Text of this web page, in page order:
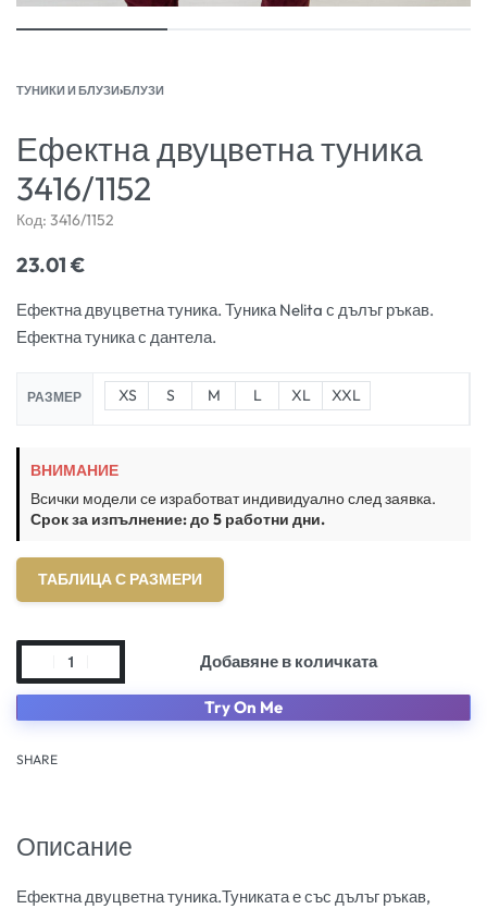
ТУНИКИ И БЛУЗИ›БЛУЗИ
Ефектна двуцветна туника
3416/1152
Код: 3416/1152
23.01 €
Ефектна двуцветна туника. Туника Nelita с дълъг ръкав.
Ефектна туника с дантела.
РАЗМЕР XS S M L XL XXL
ВНИМАНИЕ
Всички модели се изработват индивидуално след заявка.
Срок за изпълнение: до 5 работни дни.
ТАБЛИЦА С РАЗМЕРИ
Добавяне в количката
Try On Me
SHARE
Описание
Ефектна двуцветна туника.Туниката е със дълъг ръкав,